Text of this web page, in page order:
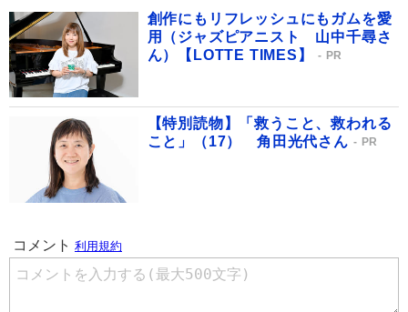
創作にもリフレッシュにもガムを愛
用（ジャズピアニスト 山中千尋さ
ん）【LOTTE TIMES】
PR
【特別読物】「救うこと、救われる
こと」（17） 角田光代さん
PR